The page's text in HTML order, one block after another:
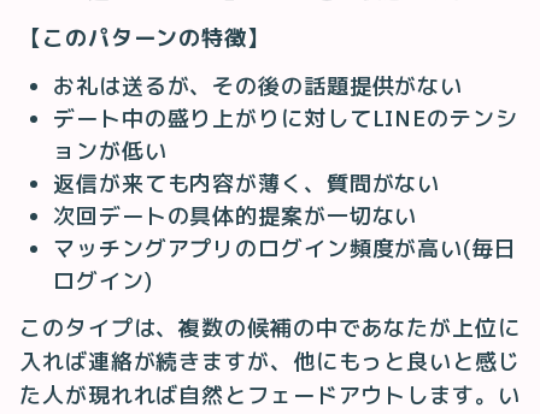
【このパターンの特徴】
お礼は送るが、その後の話題提供がない
デート中の盛り上がりに対してLINEのテンシ
ョンが低い
返信が来ても内容が薄く、質問がない
次回デートの具体的提案が一切ない
マッチングアプリのログイン頻度が高い(毎日
ログイン)
このタイプは、複数の候補の中であなたが上位に
入れば連絡が続きますが、他にもっと良いと感じ
た人が現れれば自然とフェードアウトします。い